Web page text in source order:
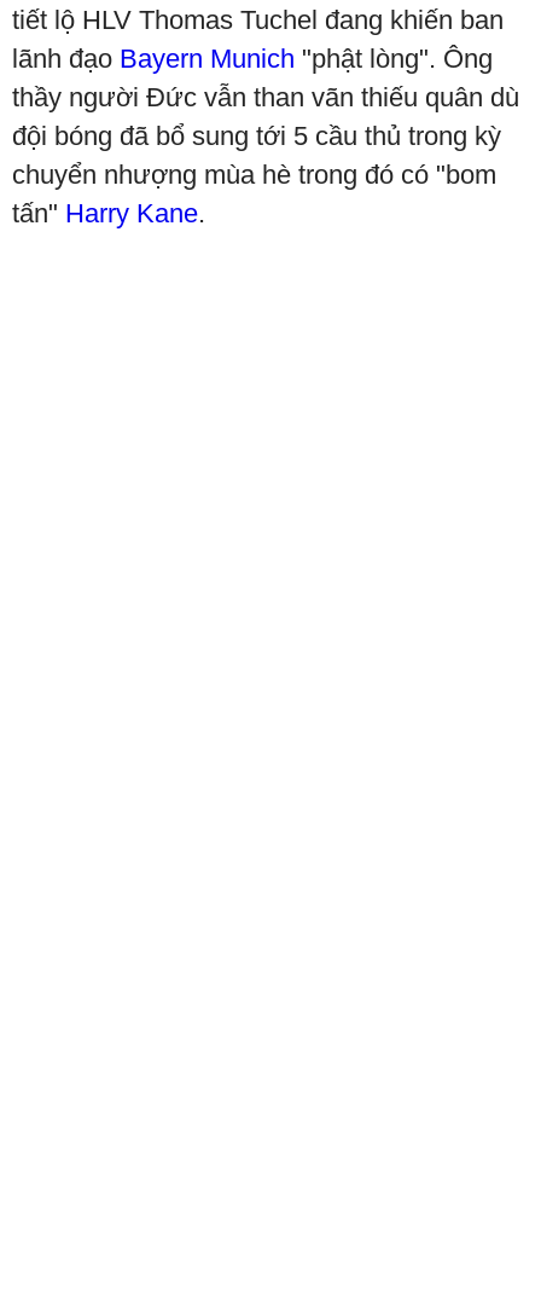
tiết lộ HLV Thomas Tuchel đang khiến ban
lãnh đạo Bayern Munich "phật lòng". Ông
thầy người Đức vẫn than vãn thiếu quân dù
đội bóng đã bổ sung tới 5 cầu thủ trong kỳ
chuyển nhượng mùa hè trong đó có "bom
tấn" Harry Kane.